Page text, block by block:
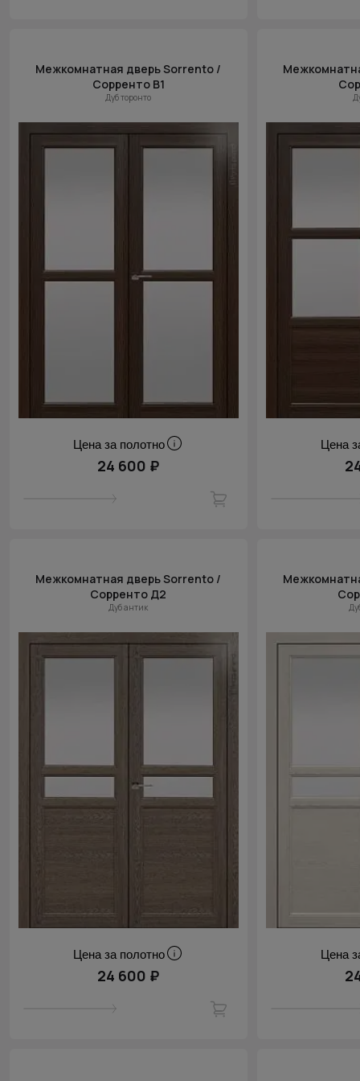
Межкомнатная дверь Sorrento /
Сорренто В1
Дуб торонто
Цена за полотно
24 600 ₽
Цена
Межкомнатная дверь Sorrento /
Сорренто Д2
Дуб антик
Цена за полотно
24 600 ₽
Цена